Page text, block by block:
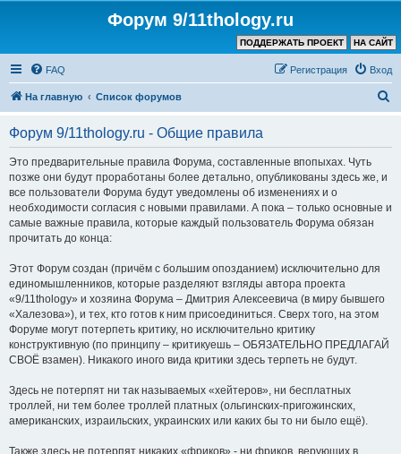
Форум 9/11thology.ru
НА САЙТ
ПОДДЕРЖАТЬ ПРОЕКТ
FAQ Вход
Регистрация
На главную Список форумов
Форум 9/11thology.ru - Общие правила
Это предварительные правила Форума, составленные впопыхах. Чуть
позже они будут проработаны более детально, опубликованы здесь же, и
все пользователи Форума будут уведомлены об изменениях и о
необходимости согласия с новыми правилами. А пока – только основные и
самые важные правила, которые каждый пользователь Форума обязан
прочитать до конца:
Этот Форум создан (причём с большим опозданием) исключительно для
единомышленников, которые разделяют взгляды автора проекта
«9/11thology» и хозяина Форума – Дмитрия Алексеевича (в миру бывшего
«Халезова»), и тех, кто готов к ним присоединиться. Сверх того, на этом
Форуме могут потерпеть критику, но исключительно критику
конструктивную (по принципу – критикуешь – ОБЯЗАТЕЛЬНО ПРЕДЛАГАЙ
СВОЁ взамен). Никакого иного вида критики здесь терпеть не будут.
Здесь не потерпят ни так называемых «хейтеров», ни бесплатных
троллей, ни тем более троллей платных (ольгинских-пригожинских,
американских, израильских, украинских или каких бы то ни было ещё).
Также здесь не потерпят никаких «фриков» - ни фриков, верующих в